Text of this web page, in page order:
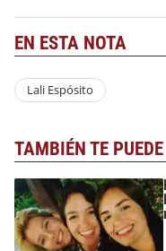
EN ESTA NOTA
Lali Espósito
TAMBIÉN TE